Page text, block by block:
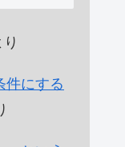
り
件にする